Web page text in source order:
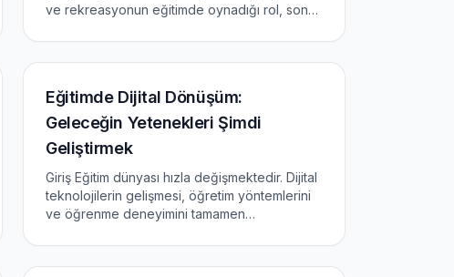
ve rekreasyonun eğitimde oynadığı rol, son
makale, doğal çevrenin eğitimdeki önemi ve
rekreasyon aktiviteleri...
Eğitimde Dijital Dönüşüm:
Geleceğin Yetenekleri Şimdi
Geliştirmek
Giriş Eğitim dünyası hızla değişmektedir. Dijital
teknolojilerin gelişmesi, öğretim yöntemlerini
ve öğrenme deneyimini tamamen
kurumları, öğretmenler ve öğrenciler için yeni
fırsatlar ve meydan okumalar...